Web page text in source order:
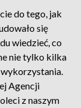
do tego, jak
się
wiedzieć, co
nie tylko kilka
Agencji
z naszym